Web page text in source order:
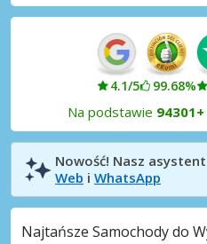
Norrtälje Miasto
Norrtälje, Szwecja
Oxelösund Miasto
Sztokholm, Akalla
Sztokholm, Akalla,
Sztokholm,
4.1/5 99.68%
Na podstawie 94301+
Nowość! Nasz
Web i WhatsApp
Najtańsze Samochody do